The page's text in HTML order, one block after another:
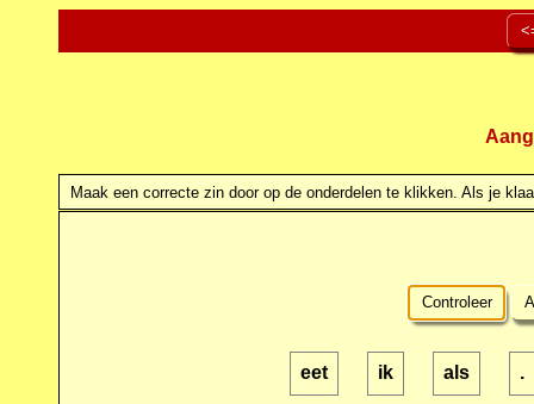
Maak een correcte zin door op de onderdelen te klikken. Als je
Controleer
eet ik als .